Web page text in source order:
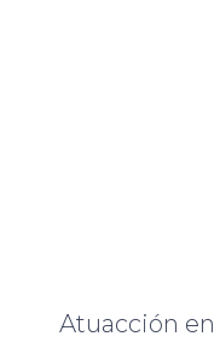
Atuacción